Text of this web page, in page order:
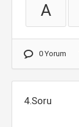
A
0 Yorum
4.Soru